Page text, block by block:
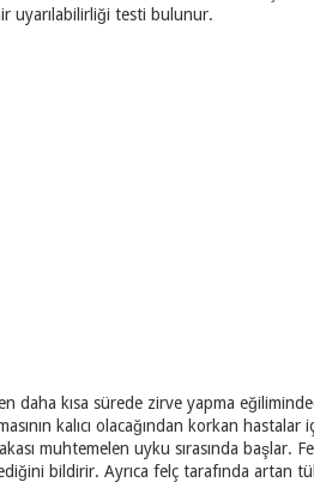
uyarılabilirliği testi bulunur.
daha kısa sürede zirve yapma
kalıcı olacağından korkan
muhtemelen uyku sırasında başlar.
bildirir. Ayrıca felç tarafında artan